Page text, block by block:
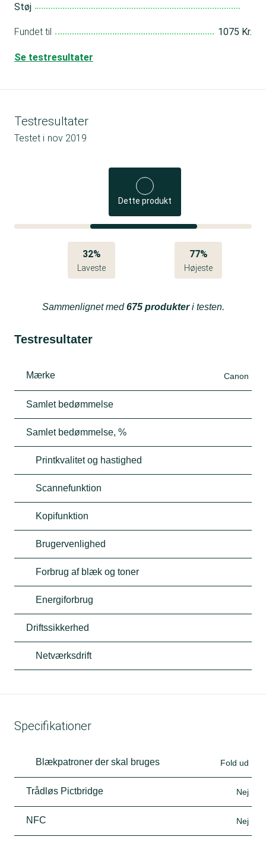
Støj
Fundet til 1075 Kr.
Se testresultater
Testresultater
Testet i nov 2019
Dette produkt
32%
Laveste
77%
Højeste
Sammenlignet med 675 produkteri testen.
Testresultater
Mærke Canon
Samlet bedømmelse
Samlet bedømmelse, %
Printkvalitet og hastighed
Scannefunktion
Kopifunktion
Brugervenlighed
Forbrug af blæk og toner
Energiforbrug
Driftssikkerhed
Netværksdrift
Specifikationer
Blækpatroner der skal bruges Fold ud
Trådløs Pictbridge Nej
NFC Nej